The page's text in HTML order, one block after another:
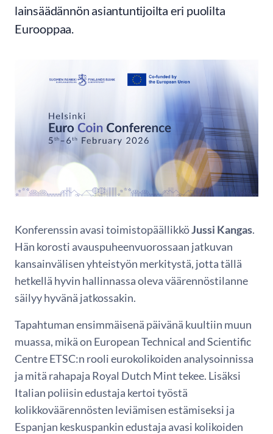
lainsäädännön asiantuntijoilta eri puolilta
Eurooppaa.
Konferenssin avasi toimistopäällikköJussi Kangas.
Hän korosti avauspuheenvuorossaan jatkuvan
kansainvälisen yhteistyön merkitystä, jotta tällä
hetkellä hyvin hallinnassa oleva väärennöstilanne
säilyy hyvänä jatkossakin.
Tapahtuman ensimmäisenä päivänä kuultiin muun
muassa, mikä on European Technical and Scientific
Centre ETSC:n rooli eurokolikoiden analysoinnissa
ja mitä rahapaja Royal Dutch Mint tekee. Lisäksi
Italian poliisin edustaja kertoi työstä
kolikkoväärennösten leviämisen estämiseksi ja
Espanjan keskuspankin edustaja avasi kolikoiden